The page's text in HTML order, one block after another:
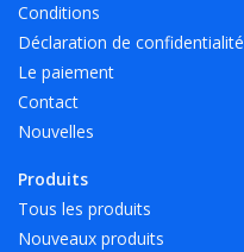
Conditions
Déclaration de confidentialité
Le paiement
Contact
Nouvelles
Produits
Tous les produits
Nouveaux produits